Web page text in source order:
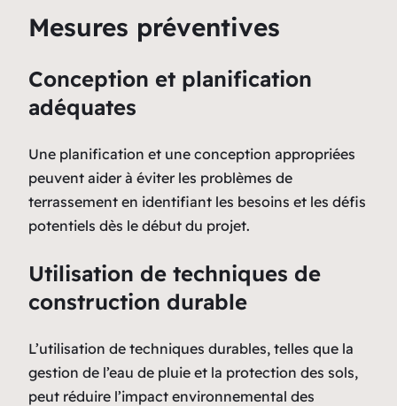
Mesures préventives
Conception et planification
adéquates
Une planification et une conception appropriées
peuvent aider à éviter les problèmes de
terrassement en identifiant les besoins et les défis
potentiels dès le début du projet.
Utilisation de techniques de
construction durable
L’utilisation de techniques durables, telles que la
gestion de l’eau de pluie et la protection des sols,
peut réduire l’impact environnemental des